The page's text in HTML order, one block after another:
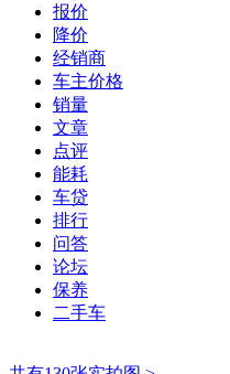
报价
降价
经销商
车主价格
销量
文章
点评
能耗
车贷
排行
问答
论坛
保养
二手车